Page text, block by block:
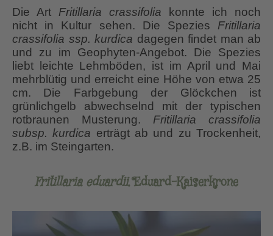
Die Art Fritillaria crassifolia konnte ich noch
nicht in Kultur sehen. Die Spezies Fritillaria
crassifolia ssp. kurdica dagegen findet man ab
und zu im Geophyten-Angebot. Die Spezies
liebt leichte Lehmböden, ist im April und Mai
mehrblütig und erreicht eine Höhe von etwa 25
cm. Die Farbgebung der Glöckchen ist
grünlichgelb abwechselnd mit der typischen
rotbraunen Musterung. Fritillaria crassifolia
subsp. kurdica erträgt ab und zu Trockenheit,
z.B. im Steingarten.
Fritillaria eduardii, Eduard-Kaiserkrone